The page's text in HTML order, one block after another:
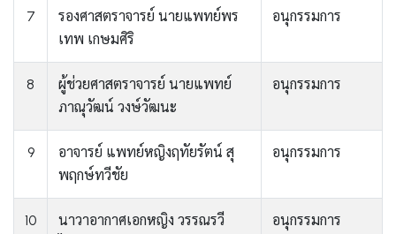
7
รองศาสตราจารย์ นายแพทย์พร
เทพ เกษมศิริ
อนุกรรมการ
8
ผู้ช่วยศาสตราจารย์ นายแพทย์
ภาณุวัฒน์ วงษ์วัฒนะ
อนุกรรมการ
9
อาจารย์ แพทย์หญิงฤทัยรัตน์ สุ
พฤกษ์ทวีชัย
อนุกรรมการ
10
นาวาอากาศเอกหญิง วรรณรวี
อนุกรรมการ